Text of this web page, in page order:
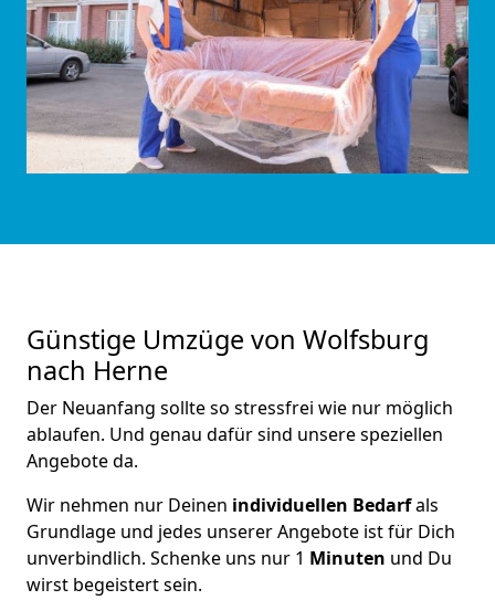
Günstige Umzüge von Wolfsburg
nach Herne
Der Neuanfang sollte so stressfrei wie nur möglich
ablaufen. Und genau dafür sind unsere speziellen
Angebote da.
Wir nehmen nur Deinen individuellen Bedarfals
Grundlage und jedes unserer Angebote ist für Dich
unverbindlich. Schenke uns nur 1 Minuten und Du
wirst begeistert sein.